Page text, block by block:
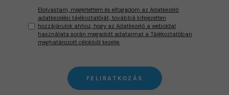
Elolvastam, megértettem és elfogadom az Adatkezelő
adatkezelési tájékoztatóját, továbbá kifejezetten
hozzájárulok ahhoz, hogy az Adatkezelő a weboldal
használata során megadott adataimat a Tájékoztatóban
meghatározott célokból kezelje.
FELIRATKOZÁS